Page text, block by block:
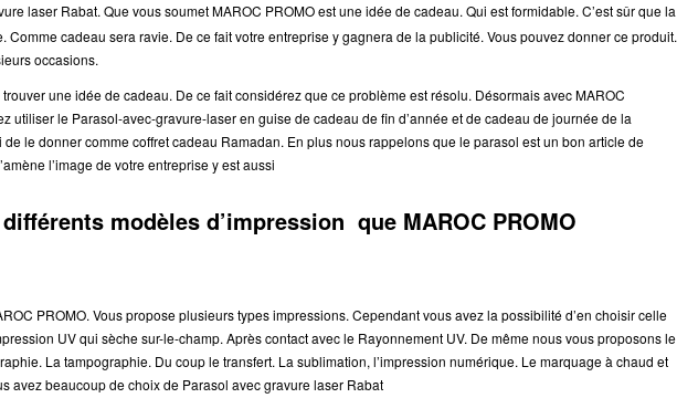
laser Rabat. Que vous soumet MAROC PROMO est une idée de cadeau. Qui est formidable. C’est sûr que la
Comme cadeau sera ravie. De ce fait votre entreprise y gagnera de la publicité. Vous pouvez donner ce produit.
occasions.
une idée de cadeau. De ce fait considérez que ce problème est résolu. Désormais avec MAROC
utiliser le Parasol-avec-gravure-laser en guise de cadeau de fin d’année et de cadeau de journée de la
de le donner comme coffret cadeau Ramadan. En plus nous rappelons que le parasol est un bon article de
l’image de votre entreprise y est aussi
modèles d’impression que MAROC PROMO
PROMO. Vous propose plusieurs types impressions. Cependant vous avez la possibilité d’en choisir celle
UV qui sèche sur-le-champ. Après contact avec le Rayonnement UV. De même nous vous proposons le
La tampographie. Du coup le transfert. La sublimation, l’impression numérique. Le marquage à chaud et
avez beaucoup de choix de Parasol avec gravure laser Rabat